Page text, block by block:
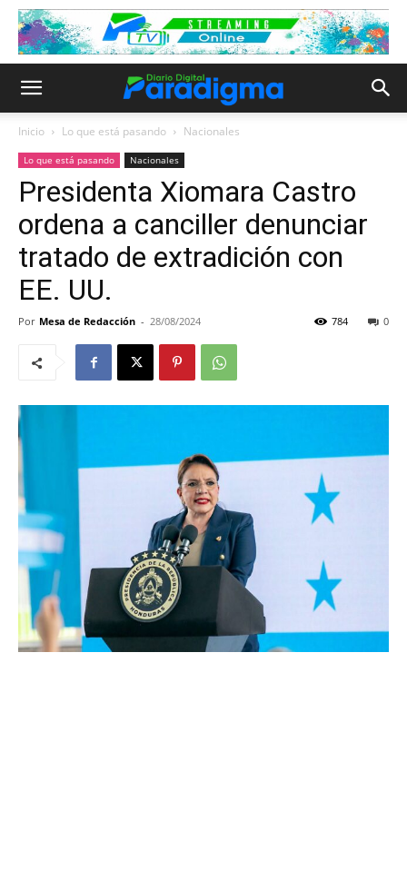
Inicio Lo que está pasando Nacionales
Lo que está pasando Nacionales
Presidenta Xiomara Castro
ordena a canciller denunciar
tratado de extradición con
EE. UU.
Por Mesa de Redacción - 28/08/2024 0
784